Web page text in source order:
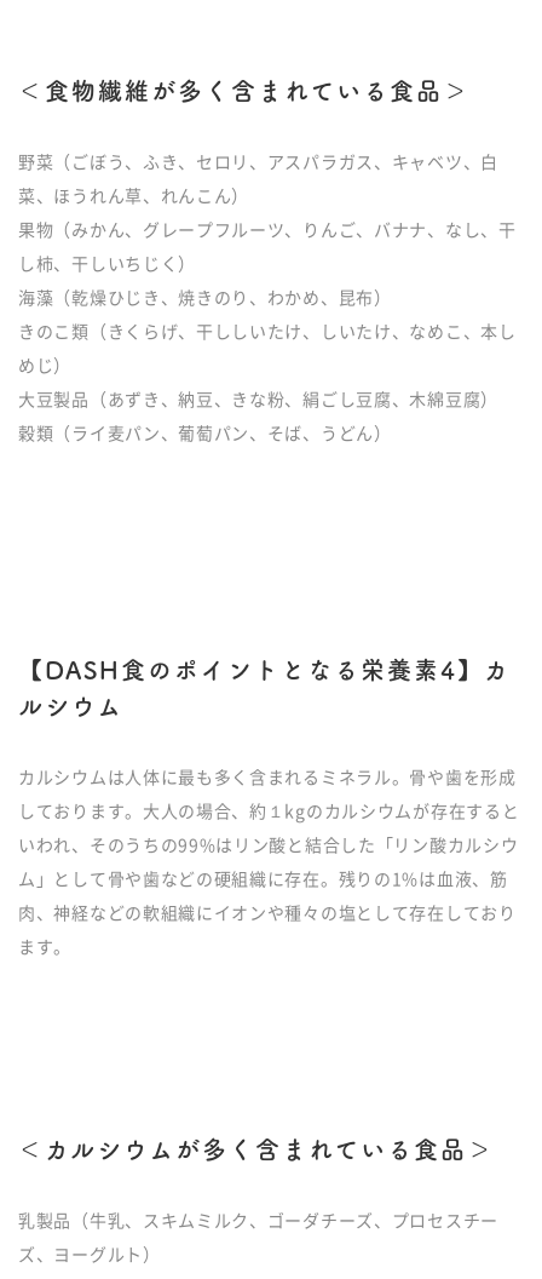
＜食物繊維が多く含まれている食品＞
野菜（ごぼう、ふき、セロリ、アスパラガス、キャベツ、白
菜、ほうれん草、れんこん）
果物（みかん、グレープフルーツ、りんご、バナナ、なし、干
し柿、干しいちじく）
海藻（乾燥ひじき、焼きのり、わかめ、昆布）
きのこ類（きくらげ、干ししいたけ、しいたけ、なめこ、本し
めじ）
大豆製品（あずき、納豆、きな粉、絹ごし豆腐、木綿豆腐）
穀類（ライ麦パン、葡萄パン、そば、うどん）
【DASH食のポイントとなる栄養素4】カ
ルシウム
カルシウムは人体に最も多く含まれるミネラル。骨や歯を形成
しております。大人の場合、約１kgのカルシウムが存在すると
いわれ、そのうちの99%はリン酸と結合した「リン酸カルシウ
ム」として骨や歯などの硬組織に存在。残りの1%は血液、筋
肉、神経などの軟組織にイオンや種々の塩として存在しており
ます。
＜カルシウムが多く含まれている食品＞
乳製品（牛乳、スキムミルク、ゴーダチーズ、プロセスチー
ズ、ヨーグルト）